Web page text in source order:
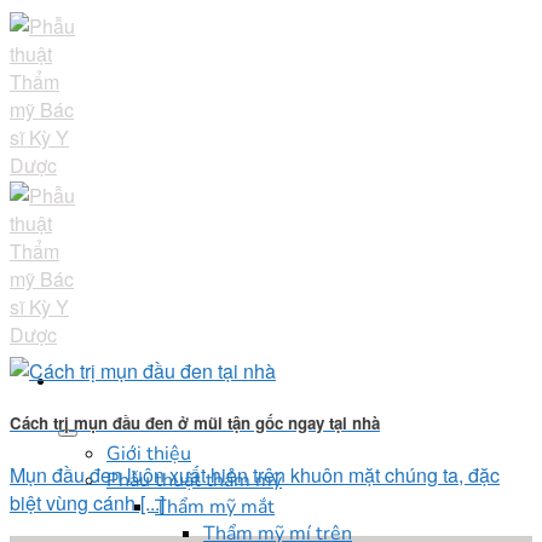
Skip
to
content
Giới thiệu
Phẫu thuật thẩm mỹ
Thẩm mỹ mắt
Thẩm mỹ mí trên
Cách trị mụn đầu đen ở mũi tận gốc ngay tại nhà
Mụn đầu đen luôn xuất hiện trên khuôn mặt chúng ta, đặc
biệt vùng cánh [...]